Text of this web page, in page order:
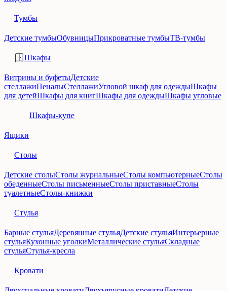
Тумбы
Детские тумбыОбувницыПрикроватные тумбыТВ-тумбы
Шкафы
Витрины и буфетыДетские
стеллажиПеналыСтеллажиУгловой шкаф для одеждыШкафы
для детейШкафы для книгШкафы для одеждыШкафы угловые
Шкафы-купе
Ящики
Столы
Детские столыСтолы журнальныеСтолы компьютерныеСтолы
обеденныеСтолы письменныеСтолы приставныеСтолы
туалетныеСтолы-книжки
Стулья
Барные стульяДеревянные стульяДетские стульяИнтерьерные
стульяКухонные уголкиМеталлические стульяСкладные
стульяСтулья-кресла
Кровати